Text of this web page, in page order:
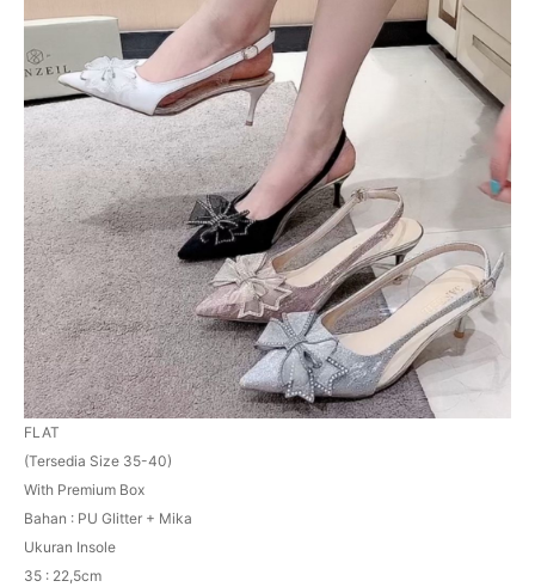
FLAT
(Tersedia Size 35-40)
With Premium Box
Bahan : PU Glitter + Mika
Ukuran Insole
35 : 22,5cm